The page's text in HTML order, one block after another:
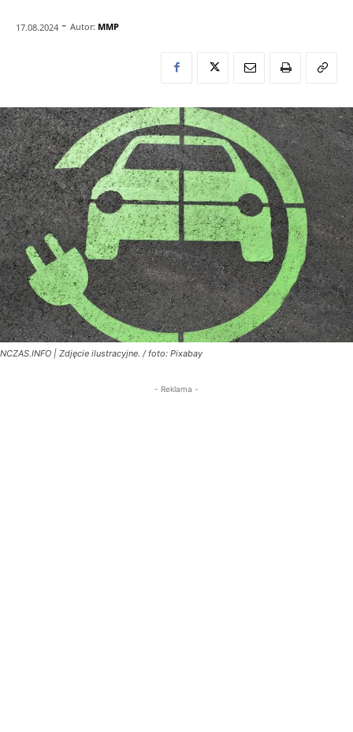
17.08.2024 - Autor: MMP
NCZAS.INFO | Zdjęcie ilustracyjne. / foto: Pixabay
- Reklama -